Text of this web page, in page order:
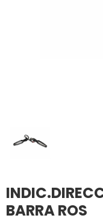
BARRA ROS